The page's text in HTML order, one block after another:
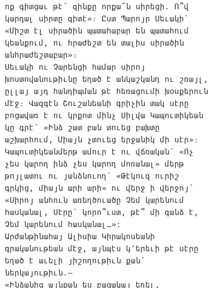
ոք գիտցաւ թէ՝ զինքը որքա՜ն սիրեցի. Ո՞վ
կարդալ սիրտը գիտէ»։ Ըստ Պարոյր Սեւակի՝
«Միշտ էլ սիրածին պատահաբար են պատահում
կեանքում, ու հրաժեշտ են տալիս սիրածին
անհրաժեշտաբար»։
Սեւակի ու Չարենցի համար սիրոյ
խոստովանութիւնը եղած է անկաշկանդ ու շռայլ,
ըլլայ այդ հանդիպման թէ հեռացումի խօսքերուն
մէջ։ Վազգէն Շուշանեանի գրիչին տակ սէրը
բոցավառ է ու կրքոտ մինչ Սիլվա Կապուտիկեան
կը գրէ՝ «Ինձ շատ բան տուեց բախտը
աշխարհում, Միայն չտուեց երջանիկ մի սէր»։
Կապուտիկեանմերթ ամուր է ու վճռական՝ «Ոչ
չես կարող ինձ չես կարող մոռանալ» մերթ
թոյլատու ու յանձնուող՝ «Թէկուզ ուրիշ
գրկից, միայն արի արի» ու վերջ ի վերջոյ՝
«Սիրոյ անհուն առեղծուածը Չեմ կարենում
հասկանալ, Սէրը՝ կորո՞ւստ, թէ՞ մի գանձ է,
Չեմ կարենում հասկանալ…»:
Արժանթինահայ Ալիսիա Կիրակոսեանի
գրականութեան մէջ, այնպէս կ՚երեւի թէ սէրը
եղած է աւելի յիշողութիւն քան՝
ներկայութիւն.—
«Ինձանից այնքան ես բացակայ եղել,